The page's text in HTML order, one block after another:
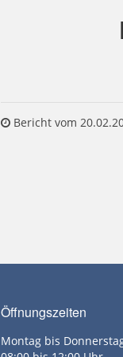
Bericht vom
Öffnungszeiten
Montag bis